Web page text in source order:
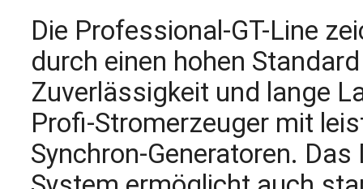
Die Professional-GT-Line
durch einen hohen
Zuverlässigkeit und lange
Profi-Stromerzeuger mit
Synchron-Generatoren. Das